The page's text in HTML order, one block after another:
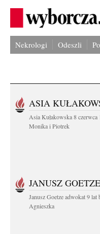
Nekrologi Odeszli
ASIA
Asia Kułakowska 8 czerwca
Monika i Piotrek
JANUSZ GOETZE
Janusz Goetze adwokat 9 lat
Agnieszka